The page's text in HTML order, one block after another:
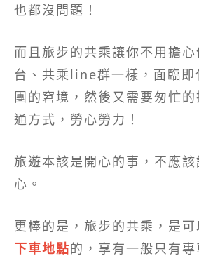
也都沒問題！
而且旅步的共乘讓你不用擔
台、共乘line群一樣，面臨即
團的窘境，然後又需要匆忙
通方式，勞心勞力！
旅遊本該是開心的事，不應
心。
更棒的是，旅步的共乘，是可
下車地點的，享有一般只有專